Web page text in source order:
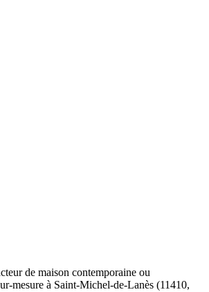
de maison contemporaine ou
mesure à Saint-Michel-de-Lanès (11410,